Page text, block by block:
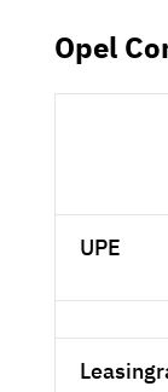
Opel
UPE